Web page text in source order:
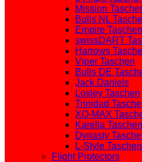
Mission
Bulls NL
Empire Taschen
swissDART
Harrows
Viper Taschen
Bulls DE
Jack Daniels
Loxley Taschen
Trinidad
XQ-MAX
Karella Taschen
Dynasty
L-Style Taschen
Flight Protectors